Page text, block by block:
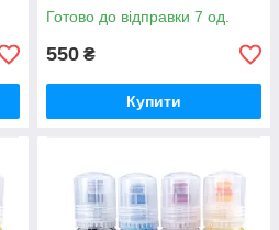
Готово до відправки 7 од.
550 ₴
Купити